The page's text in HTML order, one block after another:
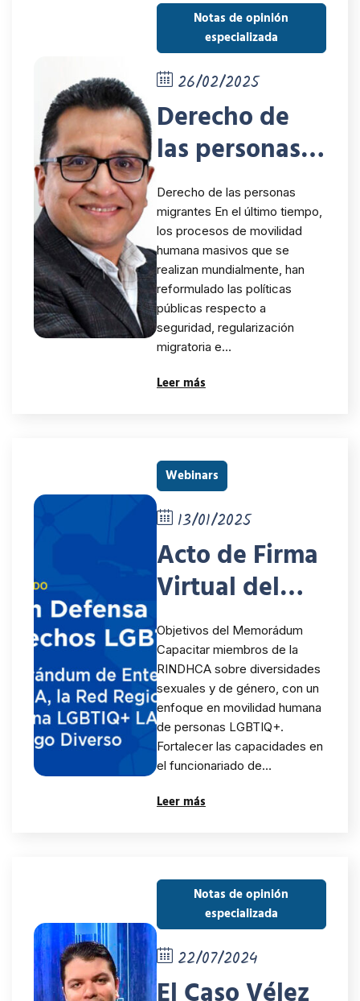
Anual de la
RINDHCA
Notas de opinión
especializada
26/02/2025
Derecho de
las personas
migrantes
Derecho de las personas
migrantes En el último tiempo,
los procesos de movilidad
humana masivos que se
realizan mundialmente, han
reformulado las políticas
públicas respecto a
seguridad, regularización
migratoria e…
Leer más
Webinars
13/01/2025
Acto de Firma
Virtual del
Memorándum
de
Entendimient
o entre la
RINDHCA, La
Red Regional
por la
Humana
LGBTIQ+ LAC
y la
Fundación
Objetivos del Memorádum
Capacitar miembros de la
RINDHCA sobre diversidades
sexuales y de género, con un
enfoque en movilidad humana
de personas LGBTIQ+.
Fortalecer las capacidades en
el funcionariado de…
Leer más
Notas de opinión
especializada
22/07/2024